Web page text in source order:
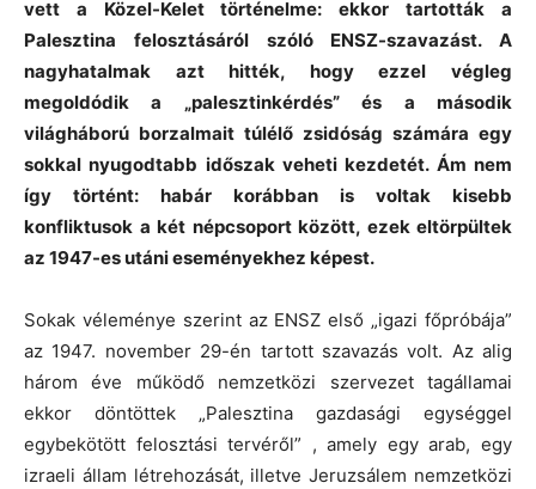
vett a Közel-Kelet történelme: ekkor tartották a
Palesztina felosztásáról szóló ENSZ-szavazást. A
nagyhatalmak azt hitték, hogy ezzel végleg
megoldódik a „palesztinkérdés” és a második
világháború borzalmait túlélő zsidóság számára egy
sokkal nyugodtabb időszak veheti kezdetét. Ám nem
így történt: habár korábban is voltak kisebb
konfliktusok a két népcsoport között, ezek eltörpültek
az 1947-es utáni eseményekhez képest.
Sokak véleménye szerint az ENSZ első „igazi főpróbája”
az 1947. november 29-én tartott szavazás volt. Az alig
három éve működő nemzetközi szervezet tagállamai
ekkor döntöttek „Palesztina gazdasági egységgel
egybekötött felosztási tervéről” , amely egy arab, egy
izraeli állam létrehozását, illetve Jeruzsálem nemzetközi